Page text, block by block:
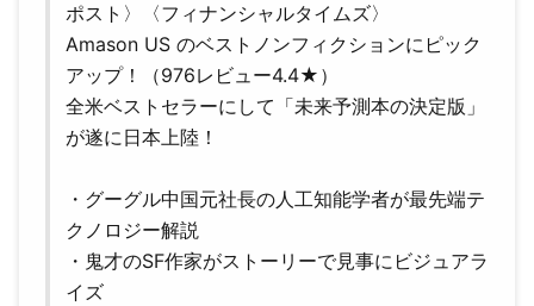
ポスト〉〈フィナンシャルタイムズ〉
Amason US のベストノンフィクションにピック
アップ！（976レビュー4.4★）
全米ベストセラーにして「未来予測本の決定版」
が遂に日本上陸！
・グーグル中国元社長の人工知能学者が最先端テ
クノロジー解説
・鬼才のSF作家がストーリーで見事にビジュアラ
イズ